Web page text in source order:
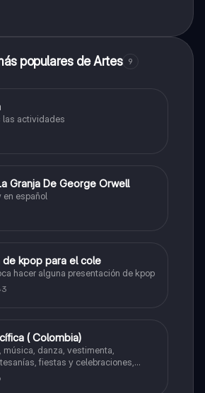
populares de Artes 9
las actividades
Granja De George Orwell
en español
de kpop para el cole
hacer alguna presentación de kpop
( Colombia)
música, danza, vestimenta,
fiestas y celebraciones,
ritmos e instrumentos